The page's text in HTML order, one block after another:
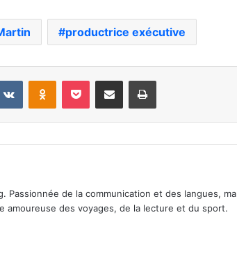
productrice exécutive
VKontakteOdnoklassniki
Pocket Partager par email Imprimer
Passionnée de la communication et des langues, ma
des voyages, de la lecture et du sport.